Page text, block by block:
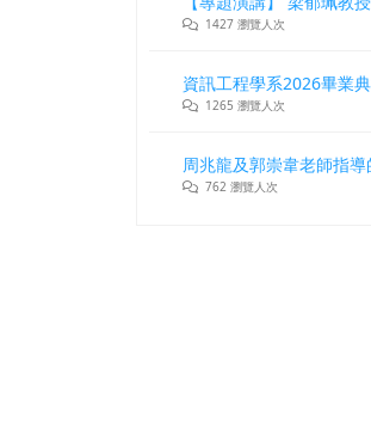
1427 瀏覽人次
資訊工程學系2026畢業
1265 瀏覽人次
762 瀏覽人次